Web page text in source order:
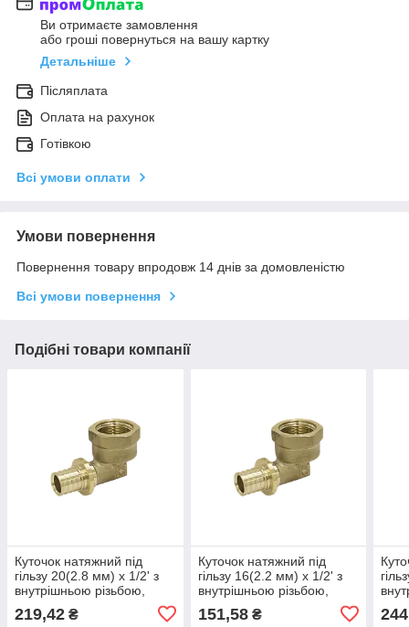
Ви отримаєте замовлення
або гроші повернуться на вашу картку
Детальніше
Післяплата
Оплата на рахунок
Готівкою
Всі умови оплати
Умови повернення
Повернення товару впродовж 14 днів за домовленістю
Всі умови повернення
Подібні товари компанії
Куточок натяжний під
гільзу 20(2.8 мм) х 1/2' з
внутрішньою різьбою,
219,42 ₴
Куточок натяжний під
гільзу 16(2.2 мм) х 1/2' з
внутрішньою різьбою,
151,58₴